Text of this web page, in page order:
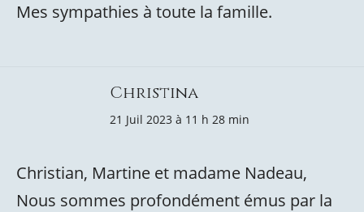
Mes sympathies à toute la famille.
Christina
21 Juil 2023 à 11 h 28 min
Christian, Martine et madame Nadeau,
Nous sommes profondément émus par la